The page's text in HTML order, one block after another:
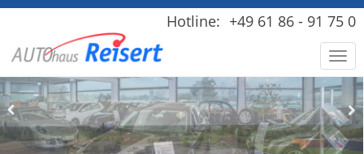
Hotline: +49 61 86 - 91 75 0